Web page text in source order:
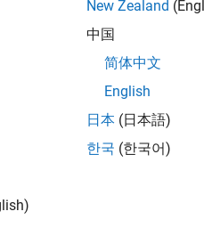
test strategies,
Rejoignez notre
New Zealand
中国
简体中文
English
日本 (日本語)
한국 (한국어)